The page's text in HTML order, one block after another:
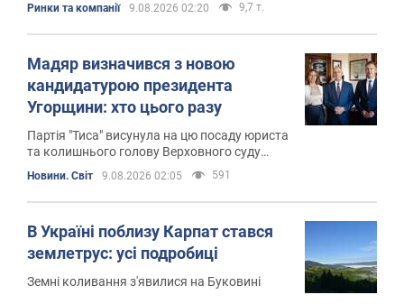
Ринки та компанії 9.08.2026 02:20 9,7 т.
Мадяр визначився з новою
кандидатурою президента
Угорщини: хто цього разу
Партія "Тиса" висунула на цю посаду юриста
та колишнього голову Верховного суду
Андраша Баку
Новини. Світ 9.08.2026 02:05 591
В Україні поблизу Карпат стався
землетрус: усі подробиці
Земні коливання з'явилися на Буковині